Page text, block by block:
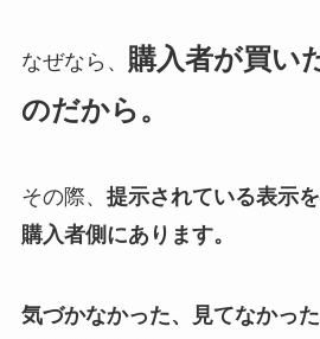
なぜなら、 購入者が買い
のだから。
その際、 提示されている表示
購入者側にあります。
気づかなかった、見てなかっ